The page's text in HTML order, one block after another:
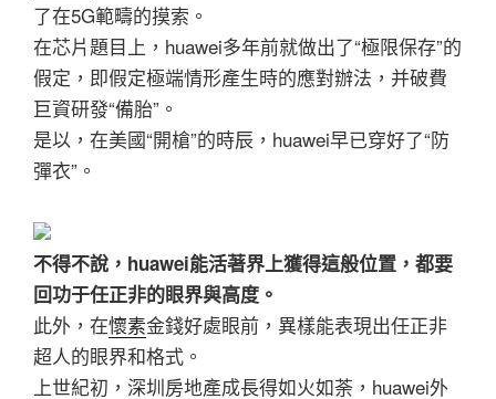
了在5G範疇的摸索。
在芯片題目上，huawei多年前就做出了“極限保存”的
假定，即假定極端情形產生時的應對辦法，并破費
巨資研發“備胎”。
是以，在美國“開槍”的時辰，huawei早已穿好了“防
彈衣”。
不得不說，huawei能活著界上獲得這般位置，都要
回功于任正非的眼界與高度。
此外，在懷素金錢好處眼前，異樣能表現出任正非
超人的眼界和格式。
上世紀初，深圳房地產成長得如火如荼，huawei外